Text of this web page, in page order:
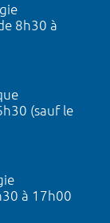
8h30 à
(sauf le
à 17h00